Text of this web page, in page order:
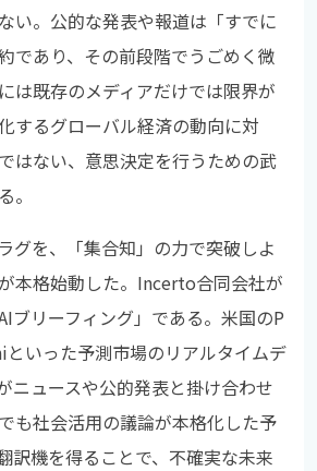
い。公的な発表や報道は「すでに
であり、その前段階でうごめく微
は既存のメディアだけでは限界が
するグローバル経済の動向に対
はない、意思決定を行うための武
。
グを、「集合知」の力で突破しよ
本格始動した。Incerto合同会社が
ブリーフィング」である。米国のP
いった予測市場のリアルタイムデ
ニュースや公的発表と掛け合わせ
も社会活用の議論が本格化した予
訳機を得ることで、不確実な未来